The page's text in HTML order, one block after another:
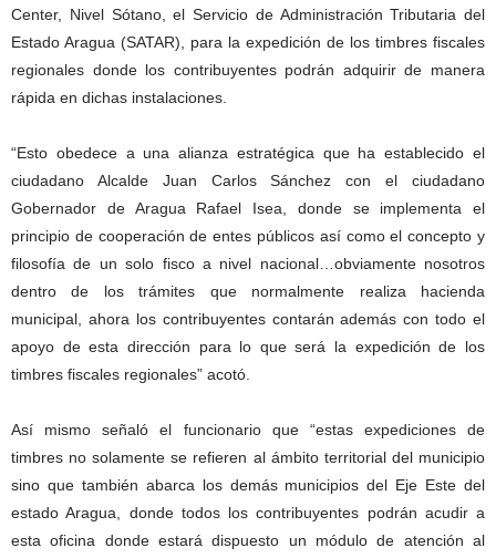
Center, Nivel Sótano, el Servicio de Administración Tributaria del
Estado Aragua (SATAR), para la expedición de los timbres fiscales
regionales donde los contribuyentes podrán adquirir de manera
rápida en dichas instalaciones.
“Esto obedece a una alianza estratégica que ha establecido el
ciudadano Alcalde Juan Carlos Sánchez con el ciudadano
Gobernador de Aragua Rafael Isea, donde se implementa el
principio de cooperación de entes públicos así como el concepto y
filosofía de un solo fisco a nivel nacional…obviamente nosotros
dentro de los trámites que normalmente realiza hacienda
municipal, ahora los contribuyentes contarán además con todo el
apoyo de esta dirección para lo que será la expedición de los
timbres fiscales regionales” acotó.
Así mismo señaló el funcionario que “estas expediciones de
timbres no solamente se refieren al ámbito territorial del municipio
sino que también abarca los demás municipios del Eje Este del
estado Aragua, donde todos los contribuyentes podrán acudir a
esta oficina donde estará dispuesto un módulo de atención al